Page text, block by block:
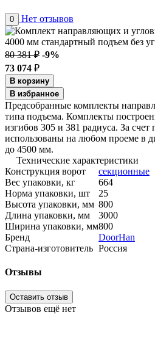
0 Нет отзывов
80 381 ₽ -9%
73 074 ₽
В корзину
В избранное
Предсобранные комплекты
типа подъема. Комплекты
изгибов 305 и 381 радиуса. За счет
использованы на любом проеме в
до 4500 мм.
Технические характеристики
Конструкция ворот
секционные
Вес упаковки, кг
664
Норма упаковки, шт
25
Высота упаковки, мм 800
Длина упаковки, мм
3000
Ширина упаковки, мм800
Бренд
DoorHan
Страна-изготовитель Россия
Отзывы
Оставить отзыв
Отзывов ещё нет